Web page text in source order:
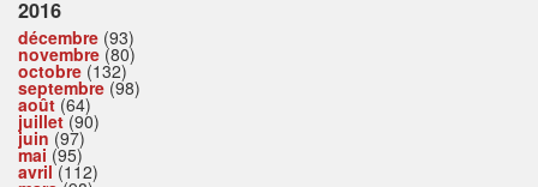
2016
décembre (93)
novembre (80)
octobre (132)
septembre (98)
août (64)
juillet(90)
juin (97)
mai (95)
avril(112)